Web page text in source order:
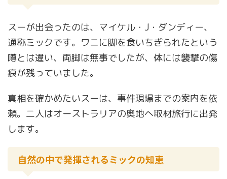
スーが出会ったのは、マイケル・J・ダンディー、
通称ミックです。ワニに脚を食いちぎられたという
噂とは違い、両脚は無事でしたが、体には襲撃の傷
痕が残っていました。
真相を確かめたいスーは、事件現場までの案内を依
頼。二人はオーストラリアの奥地へ取材旅行に出発
します。
自然の中で発揮されるミックの知恵